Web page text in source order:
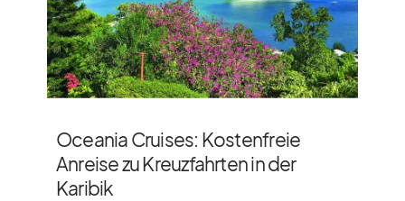
Oceania Cruises: Kostenfreie
Anreise zu Kreuzfahrten in der
Karibik